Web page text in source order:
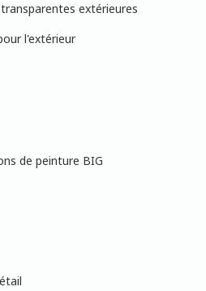
extérieures
l'extérieur
de peinture BIG